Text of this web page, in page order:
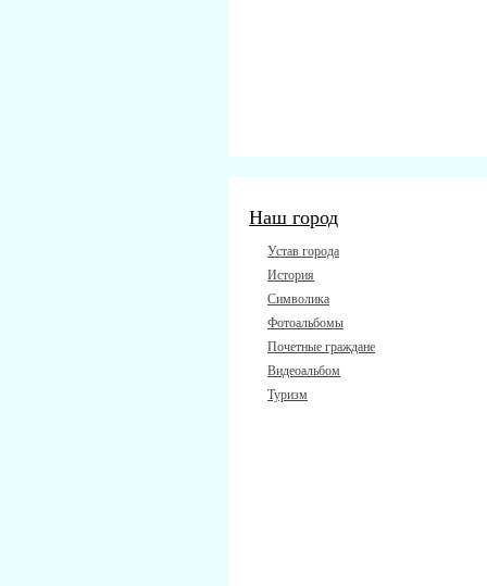
Наш город
Устав города
История
Символика
Фотоальбомы
Почетные граждане
Видеоальбом
Туризм